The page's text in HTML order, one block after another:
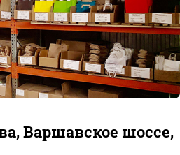
Варшавское шоссе,